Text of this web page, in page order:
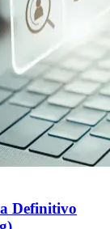
Definitivo